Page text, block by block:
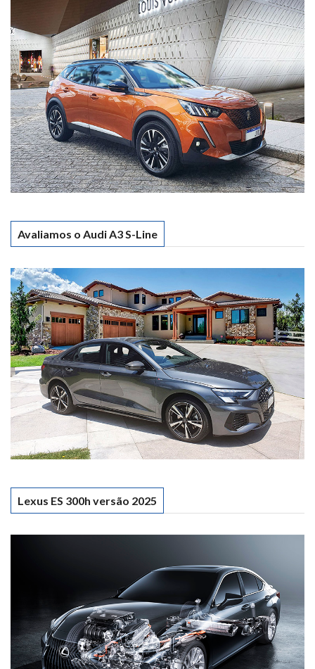
Avaliamos o Audi A3 S-Line
Lexus ES 300h versão 2025